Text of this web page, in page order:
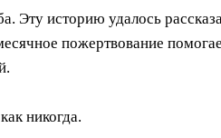
Эту историю удалось
пожертвование
никогда.